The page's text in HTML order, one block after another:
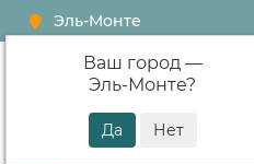
Эль-Монте
Ваш город —
Эль-Монте?